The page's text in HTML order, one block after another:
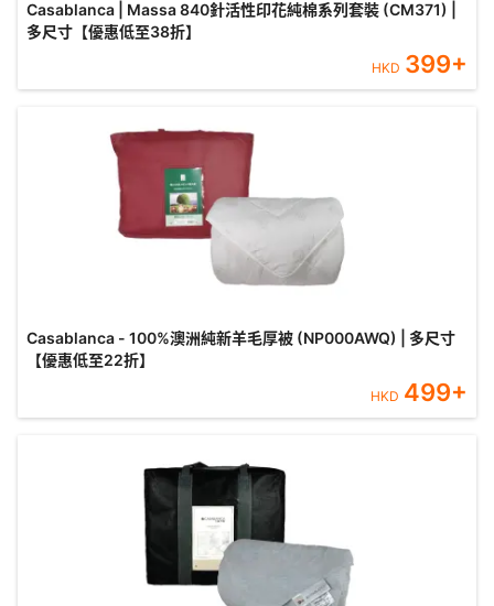
Casablanca | Massa 840針活性印花純棉系列套裝 (CM371) |
多尺寸【優惠低至38折】
HKD 399+
Casablanca - 100%澳洲純新羊毛厚被 (NP000AWQ) | 多尺寸
【優惠低至22折】
HKD 499+